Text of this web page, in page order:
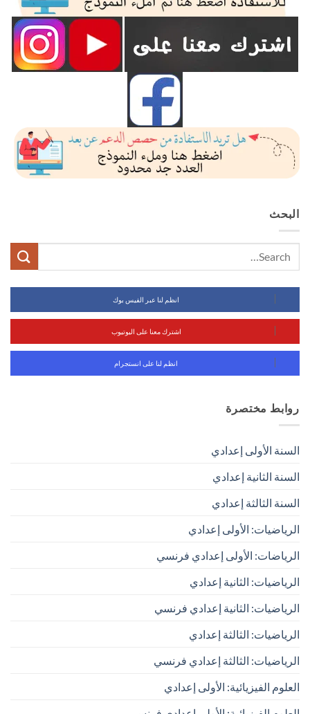
البحث
انظم لنا عبر الفيس بوك
اشترك معنا على اليوتيوب
انظم لنا على انستجرام
روابط مختصرة
السنة الأولى إعدادي
السنة الثانية إعدادي
السنة الثالثة إعدادي
الرياضيات: الأولى إعدادي
الرياضات: الأولى إعدادي فرنسي
الرياضيات: الثانية إعدادي
الرياضيات: الثانية إعدادي فرنسي
الرياضيات: الثالثة إعدادي
الرياضيات: الثالثة إعدادي فرنسي
العلوم الفيزيائية: الأولى إعدادي